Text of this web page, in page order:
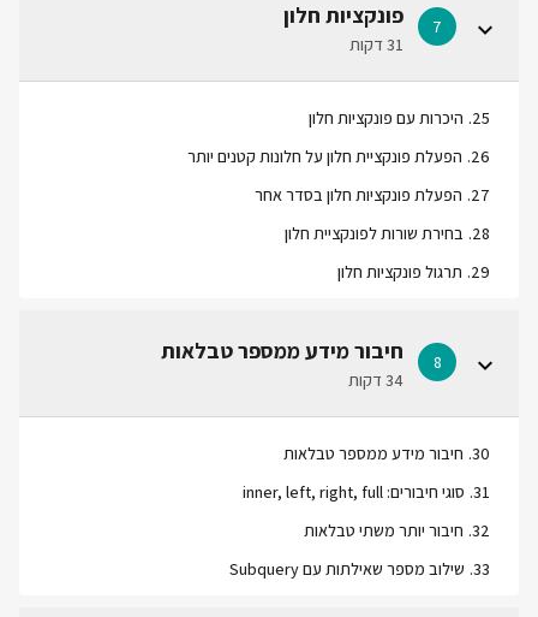
7 פונקציות חלון
31 דקות
25
. היכרות עם פונקציות חלון
26
. הפעלת פונקציית חלון על חלונות קטנים יותר
27
. הפעלת פונקציות חלון בסדר אחר
28
. בחירת שורות לפונקציית חלון
29
. תרגול פונקציות חלון
8 חיבור מידע ממספר טבלאות
34 דקות
30
. חיבור מידע ממספר טבלאות
31
. סוגי חיבורים: inner, left, right, full
32
. חיבור יותר משתי טבלאות
33
. שילוב מספר שאילתות עם Subquery